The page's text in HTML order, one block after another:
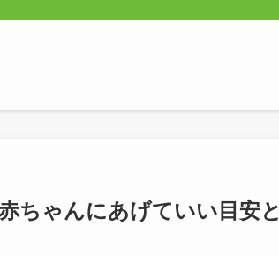
ちゃんにあげていい目安と